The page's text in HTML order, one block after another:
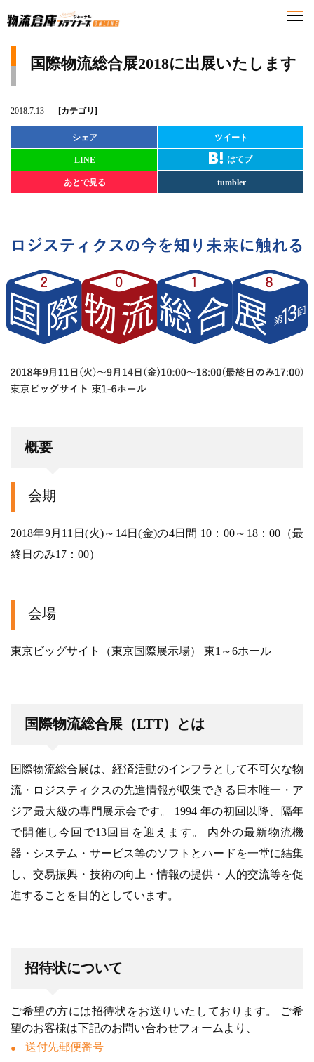
国際物流総合展2018に出展いたします
2018.7.13 [カテゴリ]
シェア ツイート
LINE はてブ
あとで見る tumbler
概要
会期
2018年9月11日(火)～14日(金)の4日間 10：00～18：00（最
終日のみ17：00）
会場
東京ビッグサイト（東京国際展示場） 東1～6ホール
国際物流総合展（LTT）とは
国際物流総合展は、経済活動のインフラとして不可欠な物
流・ロジスティクスの先進情報が収集できる日本唯一・ア
ジア最大級の専門展示会です。 1994 年の初回以降、隔年
で開催し今回で13回目を迎えます。 内外の最新物流機
器・システム・サービス等のソフトとハードを一堂に結集
し、交易振興・技術の向上・情報の提供・人的交流等を促
進することを目的としています。
招待状について
ご希望の方には招待状をお送りいたしております。 ご希
望のお客様は下記のお問い合わせフォームより、
送付先郵便番号